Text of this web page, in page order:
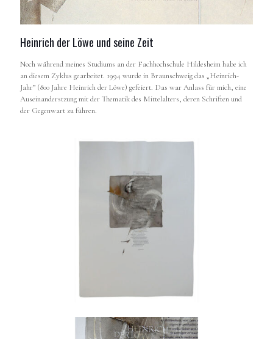
Heinrich der Löwe und seine Zeit
Noch während meines Studiums an der Fachhochschule Hildesheim habe ich
an diesem Zyklus gearbeitet. 1994 wurde in Braunschweig das „Heinrich-
Jahr” (800 Jahre Heinrich der Löwe) gefeiert. Das war Anlass für mich, eine
Auseinanderstzung mit der Thematik des Mittelalters, deren Schriften und
der Gegenwart zu führen.